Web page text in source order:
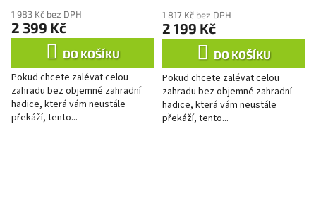
1 983 Kč bez DPH
2 399 Kč
DO KOŠÍKU
Pokud chcete zalévat celou
zahradu bez objemné zahradní
hadice, která vám neustále
překáží, tento...
1 817 Kč bez DPH
2 199 Kč
DO KOŠÍKU
Pokud chcete zalévat celou
zahradu bez objemné zahradní
hadice, která vám neustále
překáží, tento...